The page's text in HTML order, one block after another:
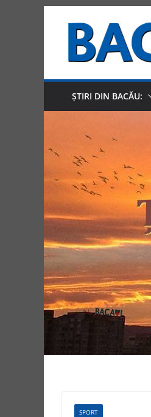
content
ȘTIRI DIN BACĂU:
SPORT